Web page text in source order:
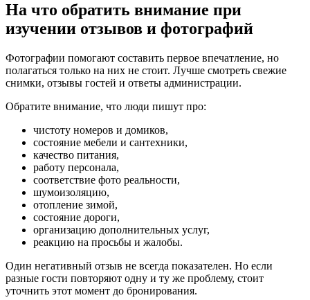
На что обратить внимание при
изучении отзывов и фотографий
Фотографии помогают составить первое впечатление, но
полагаться только на них не стоит. Лучше смотреть свежие
снимки, отзывы гостей и ответы администрации.
Обратите внимание, что люди пишут про:
чистоту номеров и домиков,
состояние мебели и сантехники,
качество питания,
работу персонала,
соответствие фото реальности,
шумоизоляцию,
отопление зимой,
состояние дороги,
организацию дополнительных услуг,
реакцию на просьбы и жалобы.
Один негативный отзыв не всегда показателен. Но если
разные гости повторяют одну и ту же проблему, стоит
уточнить этот момент до бронирования.